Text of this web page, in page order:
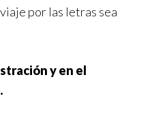
por las letras sea
y en el